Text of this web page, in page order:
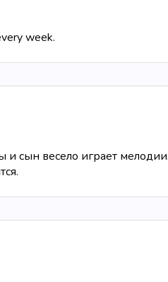
week.
сын весело играет